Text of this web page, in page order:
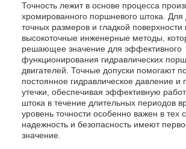
Точность лежит в основе процесса
хромированного поршневого штока. Для
точных размеров и гладкой поверхности
высокоточные инженерные методы,
решающее значение для эффективного
функционирования гидравлических
двигателей. Точные допуски помогают
постоянное гидравлическое давление и
утечки, обеспечивая эффективную
штока в течение длительных периодов
уровень точности особенно важен в тех
надежность и безопасность имеют
значение.